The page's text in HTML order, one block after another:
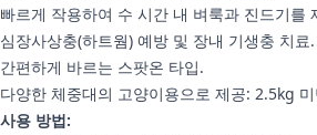
빠르게 작용하여 수 시간 내 벼룩과 진드기를
심장사상충(하트웜) 예방 및 장내 기생충 치료.
간편하게 바르는 스팟온 타입.
다양한 체중대의 고양이용으로 제공: 2.5kg
사용 방법: